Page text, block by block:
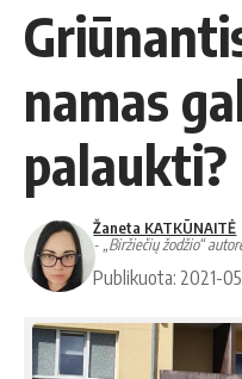
namas
palaukti?
Žaneta KATKŪNAITĖ
- „Biržiečių žodžio“
Publikuota: 2021-